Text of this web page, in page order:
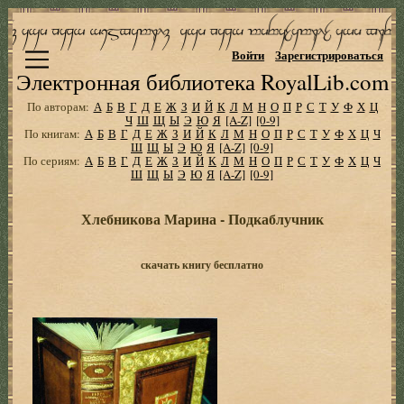
Электронная библиотека RoyalLib.com
Войти Зарегистрироваться
По авторам: А Б В Г Д Е Ж З И Й К Л М Н О П Р С Т У Ф Х Ц
Ч Ш Щ Ы Э Ю Я [A-Z] [0-9]
По книгам: А Б В Г Д Е Ж З И Й К Л М Н О П Р С Т У Ф Х Ц Ч
Ш Щ Ы Э Ю Я [A-Z] [0-9]
По сериям: А Б В Г Д Е Ж З И Й К Л М Н О П Р С Т У Ф Х Ц Ч
Ш Щ Ы Э Ю Я [A-Z] [0-9]
Хлебникова Марина - Подкаблучник
скачать книгу бесплатно